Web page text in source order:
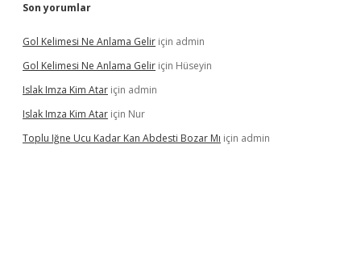
Son yorumlar
Gol Kelimesi Ne Anlama Gelir için admin
Gol Kelimesi Ne Anlama Gelir için Hüseyin
Islak Imza Kim Atar için admin
Islak Imza Kim Atar için Nur
Toplu Iğne Ucu Kadar Kan Abdesti Bozar Mı için admin